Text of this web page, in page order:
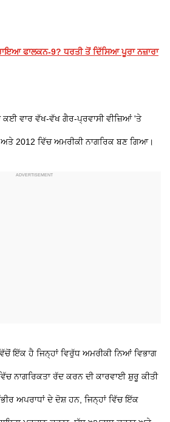
ਫਾਲਕਨ-9? ਧਰਤੀ ਤੋਂ ਦਿੱਸਿਆ ਪੂਰਾ ਨਜ਼ਾਰਾ
ਕਈ ਵਾਰ ਵੱਖ-ਵੱਖ ਗੈਰ-ਪ੍ਰਵਾਸੀ ਵੀਜ਼ਿਆਂ 'ਤੇ
2012 ਵਿੱਚ ਅਮਰੀਕੀ ਨਾਗਰਿਕ ਬਣ ਗਿਆ।
ਇੱਕ ਹੈ ਜਿਨ੍ਹਾਂ ਵਿਰੁੱਧ ਅਮਰੀਕੀ ਨਿਆਂ ਵਿਭਾਗ
ਨਾਗਰਿਕਤਾ ਰੱਦ ਕਰਨ ਦੀ ਕਾਰਵਾਈ ਸ਼ੁਰੂ ਕੀਤੀ
ਅਪਰਾਧਾਂ ਦੇ ਦੋਸ਼ ਹਨ, ਜਿਨ੍ਹਾਂ ਵਿੱਚ ਇੱਕ